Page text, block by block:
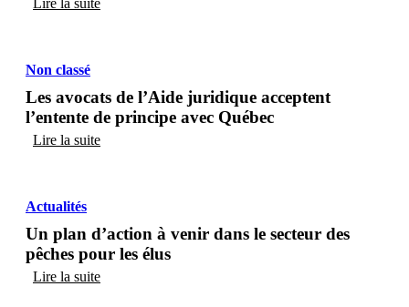
Lire la suite
Non classé
Les avocats de l’Aide juridique acceptent
l’entente de principe avec Québec
Lire la suite
Actualités
Un plan d’action à venir dans le secteur des
pêches pour les élus
Lire la suite